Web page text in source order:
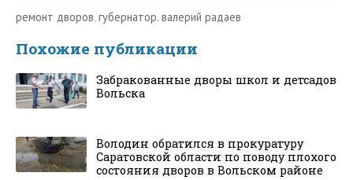
ремонт дворов,губернатор. валерий радаев
Похожие публикации
Забракованные дворы школ и детсадов
Вольска
Володин обратился в прокуратуру
Саратовской области по поводу плохого
состояния дворов в Вольском районе